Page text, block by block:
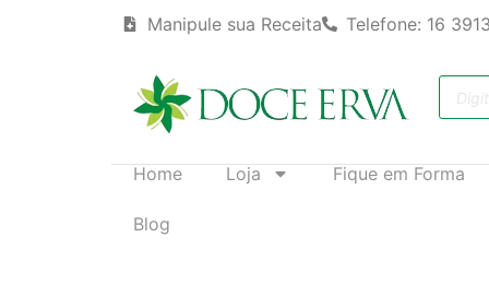
Manipule sua Receita Telefone: 16
Home Loja Fique em Forma
Blog